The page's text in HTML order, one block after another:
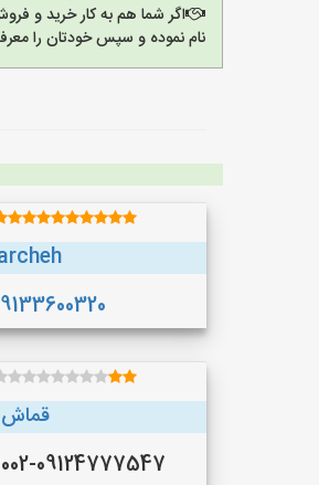
اگر شما هم به کار خرید و
نام نموده و سپس خودتان را
قماش
09382301002-